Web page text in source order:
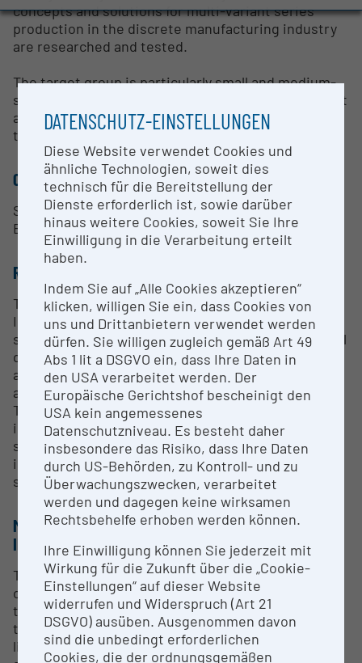
concepts and solutions for multi-variant series
production in the discrete manufacturing industry
are researched and tested.
The target group is particularly small and medium-
sized enterprises. Their needs and fields of interest
are surveyed by the participating institutes within
the framework of cooperation contacts.
CONTACT PERSON
Senior Scientist Dipl.-Chem. Dr.rer.nat. Claudia
Elisabeth Schickling
RESEARCH SERVICES
The main areas of the TU Wien Pilot Factory
Industry 4.0 focuses on the discrete, multi-variant
series production up to the production in very small
quantities (lot size 1, “high-mix and low-volume”). All
aspects of product creation from design to
assembly are included in an integrative approach.
The topics that are addressed both in research and
in training, in the context of demonstration
scenarios, are dedicated to current issues from the
industry and are intended to represent possible
solutions.
METHODS & EXPERTISE FOR RESEARCH
INFRASTRUCTURE
This infrastructure, offers small and medium-sized
companies particular low-threshold access to the
topics of Industry 4.0. In addition to a wide range of
training courses in the academic field and for
lifelong learning on the job, the infrastructure is
DATENSCHUTZ-EINSTELLUNGEN
Diese Website verwendet Cookies und
ähnliche Technologien, soweit dies
technisch für die Bereitstellung der
Dienste erforderlich ist, sowie darüber
hinaus weitere Cookies, soweit Sie Ihre
Einwilligung in die Verarbeitung erteilt
haben.
Indem Sie auf „Alle Cookies akzeptieren“
klicken, willigen Sie ein, dass Cookies von
uns und Drittanbietern verwendet werden
dürfen. Sie willigen zugleich gemäß Art 49
Abs 1 lit a DSGVO ein, dass Ihre Daten in
den USA verarbeitet werden. Der
Europäische Gerichtshof bescheinigt den
USA kein angemessenes
Datenschutzniveau. Es besteht daher
insbesondere das Risiko, dass Ihre Daten
durch US-Behörden, zu Kontroll- und zu
Überwachungszwecken, verarbeitet
werden und dagegen keine wirksamen
Rechtsbehelfe erhoben werden können.
Ihre Einwilligung können Sie jederzeit mit
Wirkung für die Zukunft über die „Cookie-
Einstellungen“ auf dieser Website
widerrufen und Widerspruch (Art 21
DSGVO) ausüben. Ausgenommen davon
sind die unbedingt erforderlichen
Cookies, die der ordnungsgemäßen